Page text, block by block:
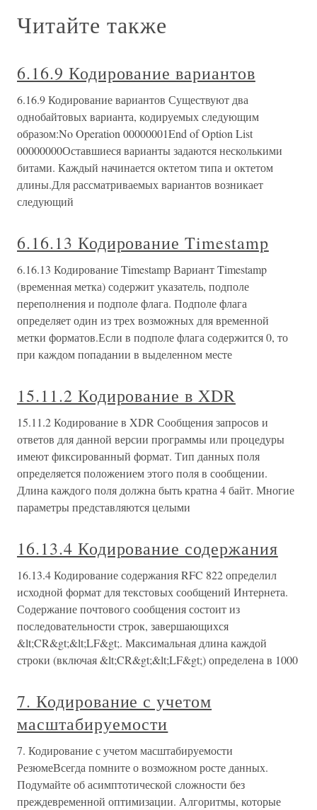
Читайте также
6.16.9 Кодирование вариантов
6.16.9 Кодирование вариантов Существуют два
однобайтовых варианта, кодируемых следующим
образом:No Operation 00000001End of Option List
00000000Оставшиеся варианты задаются несколькими
битами. Каждый начинается октетом типа и октетом
длины.Для рассматриваемых вариантов возникает
следующий
6.16.13 Кодирование Timestamp
6.16.13 Кодирование Timestamp Вариант Timestamp
(временная метка) содержит указатель, подполе
переполнения и подполе флага. Подполе флага
определяет один из трех возможных для временной
метки форматов.Если в подполе флага содержится 0, то
при каждом попадании в выделенном месте
15.11.2 Кодирование в XDR
15.11.2 Кодирование в XDR Сообщения запросов и
ответов для данной версии программы или процедуры
имеют фиксированный формат. Тип данных поля
определяется положением этого поля в сообщении.
Длина каждого поля должна быть кратна 4 байт. Многие
параметры представляются целыми
16.13.4 Кодирование содержания
16.13.4 Кодирование содержания RFC 822 определил
исходной формат для текстовых сообщений Интернета.
Содержание почтового сообщения состоит из
последовательности строк, завершающихся
&lt;CR&gt;&lt;LF&gt;. Максимальная длина каждой
строки (включая &lt;CR&gt;&lt;LF&gt;) определена в 1000
7. Кодирование с учетом
масштабируемости
7. Кодирование с учетом масштабируемости
РезюмеВсегда помните о возможном росте данных.
Подумайте об асимптотической сложности без
преждевременной оптимизации. Алгоритмы, которые